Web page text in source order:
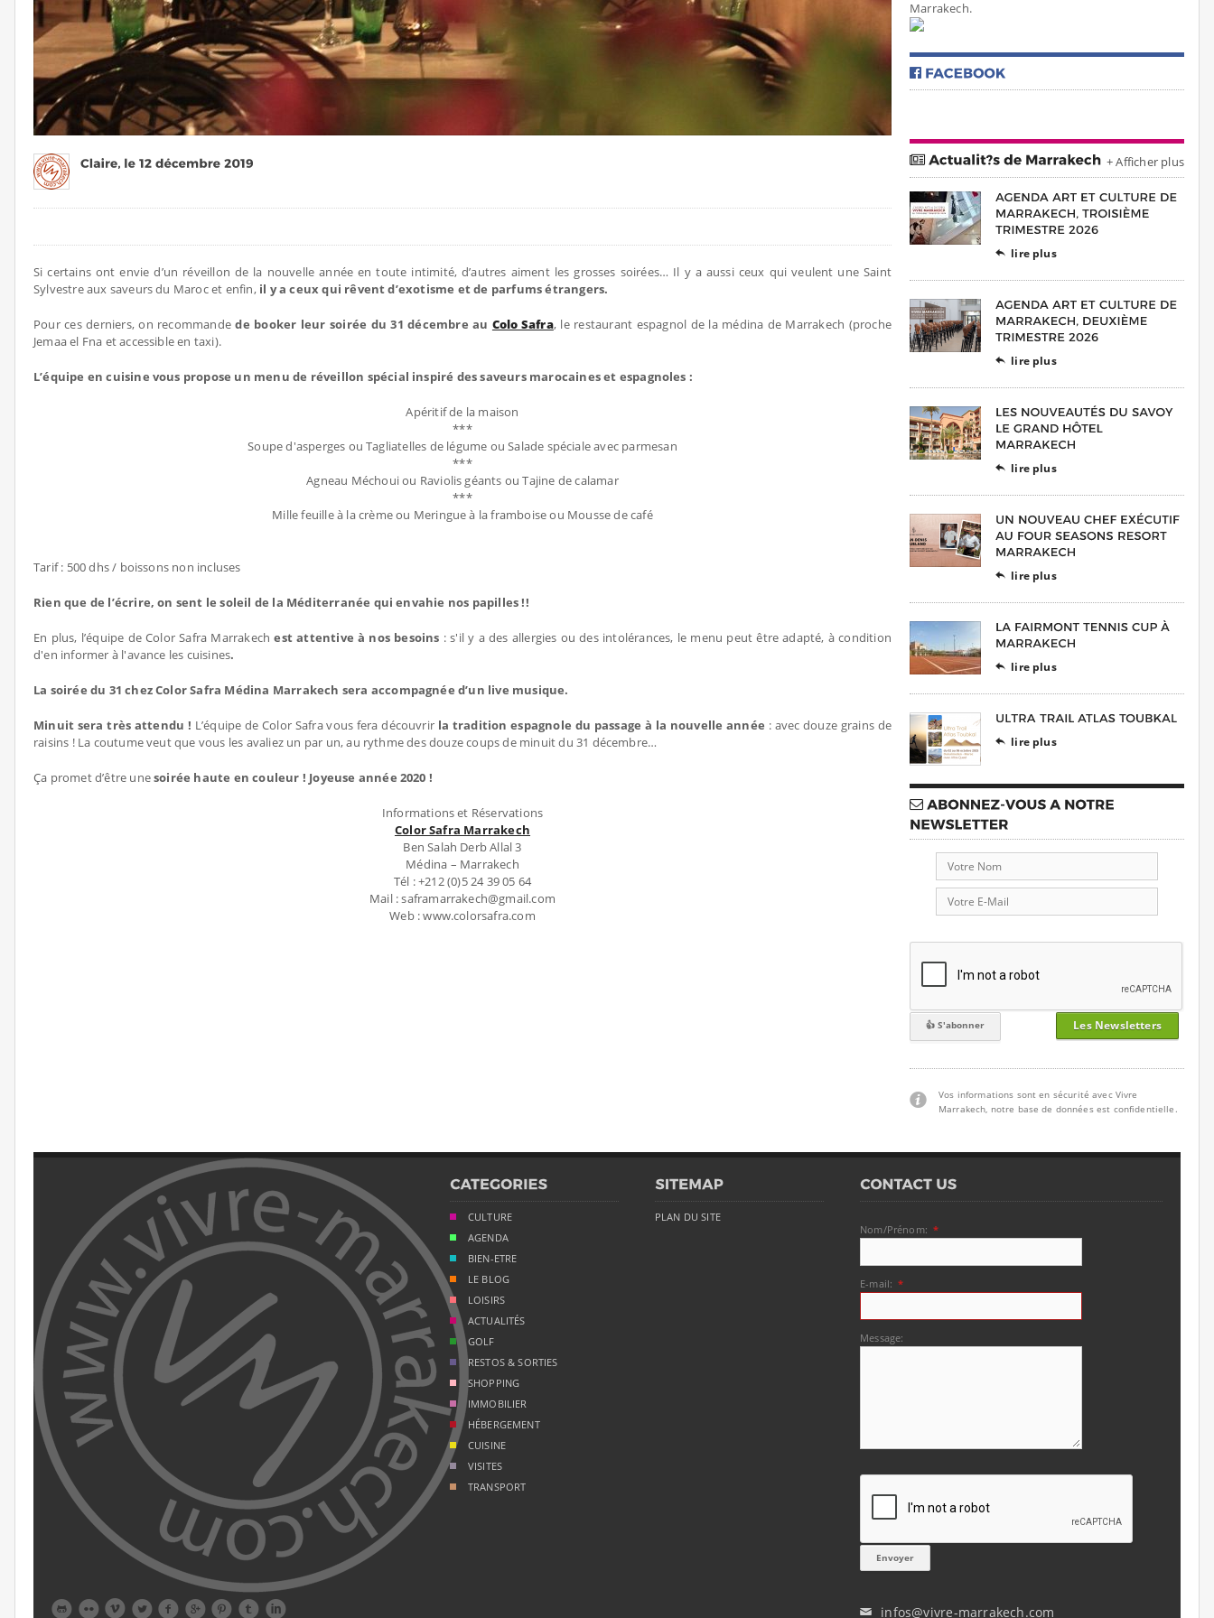
Si certains ont envie d’un réveillon de la nouvelle année en toute intimité, d’autres aiment les grosses soirées… Il y a aussi ceux qui veulent une Saint
Sylvestre aux saveurs du Maroc et enfin,il y a ceux qui rêvent d’exotisme et de parfums étrangers.
Pour ces derniers, on recommandede booker leur soirée du 31 décembre au Colo Safra, le restaurant espagnol de la médina de Marrakech (proche
Jemaa el Fna et accessible en taxi).
L’équipe en cuisine vous propose un menu de réveillon spécial inspiré des saveurs marocaines et espagnoles :
Apéritif de la maison
***
Soupe d'asperges ou Tagliatelles de légume ou Salade spéciale avec parmesan
***
Agneau Méchoui ou Raviolis géants ou Tajine de calamar
***
Mille feuille à la crème ou Meringue à la framboise ou Mousse de café
Tarif : 500 dhs / boissons non incluses
Rien que de l’écrire, on sent le soleil de la Méditerranée qui envahie nos papilles !!
En plus, l’équipe de Color Safra Marrakechest attentive à nos besoins : s'il y a des allergies ou des intolérances, le menu peut être adapté, à condition
d'en informer à l'avance les cuisines.
La soirée du 31 chez Color Safra Médina Marrakech sera accompagnée d’un live musique.
Minuit sera très attendu ! L’équipe de Color Safra vous fera découvrir la tradition espagnole du passage à la nouvelle année : avec douze grains de
raisins ! La coutume veut que vous les avaliez un par un, au rythme des douze coups de minuit du 31 décembre…
Ça promet d’être unesoirée haute en couleur ! Joyeuse année 2020 !
Informations et Réservations
Color Safra Marrakech
Ben Salah Derb Allal 3
Médina – Marrakech
Tél : +212 (0)5 24 39 05 64
Mail : saframarrakech@gmail.com
Web : www.colorsafra.com
Marrakech.
+ Afficher plus
 lire plus
 lire plus
 lire plus
 lire plus
 lire plus
 lire plus
Les Newsletters
Vos informations sont en sécurité avec Vivre
Marrakech, notre base de données est confidentielle.
        
CULTURE
AGENDA
BIEN-ETRE
LE BLOG
LOISIRS
ACTUALITÉS
GOLF
RESTOS & SORTIES
SHOPPING
IMMOBILIER
HÉBERGEMENT
CUISINE
VISITES
TRANSPORT
PLAN DU SITE
Nom/Prénom: *
E-mail: *
Message:
✉ infos@vivre-marrakech.com